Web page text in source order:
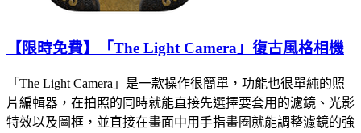
【限時免費】「The Light Camera」復古風格相機
「The Light Camera」是一款操作很簡單，功能也很單純的照
片編輯器，在拍照的同時就能直接先選擇要套用的濾鏡、光影
特效以及圖框，並直接在畫面中用手指畫圈就能調整濾鏡的強